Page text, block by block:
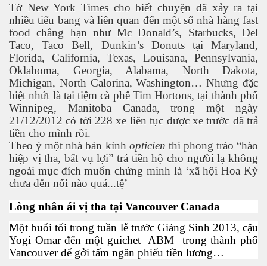
Tờ New York Times cho biết chuyện đã xảy ra tại
nhiều tiểu bang và liên quan đến một số nhà hàng fast
food chẳng hạn như Mc Donald’s, Starbucks, Del
Taco, Taco Bell, Dunkin’s Donuts tại Maryland,
Florida, California, Texas, Louisana, Pennsylvania,
Oklahoma, Georgia, Alabama, North Dakota,
Michigan, North Calorina, Washington… Nhưng đặc
biệt nhứt là tại tiệm cà phê Tim Hortons, tại thành phố
Winnipeg, Manitoba Canada, trong một ngày
21/12/2012 có tới 228 xe liên tục được xe trước đã trả
tiền cho mình rồi.
Theo ý một nhà bán kính opticien thì phong trào “hào
hiệp vị tha, bất vụ lợi” trả tiền hộ cho ngưòi lạ không
ngoài mục đích muốn chứng minh là ‘xã hội Hoa Kỳ
chưa đến nổi nào quá...tệ’
Lòng nhân ái vị tha tại Vancouver Canada
Một buổi tối trong tuần lễ trước Giáng Sinh 2013, cậu
Yogi Omar đến một guichet
ABM
trong thành phố
Vancouver để gởi tấm ngân phiếu tiền lương…
- P2
BBQ
Dương